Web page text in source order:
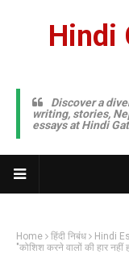
Hindi
Discover a
writing, stories,
essays at Hindi
Home हिंदी निबंध
Hindi
"कोशिश करने वालों की हार